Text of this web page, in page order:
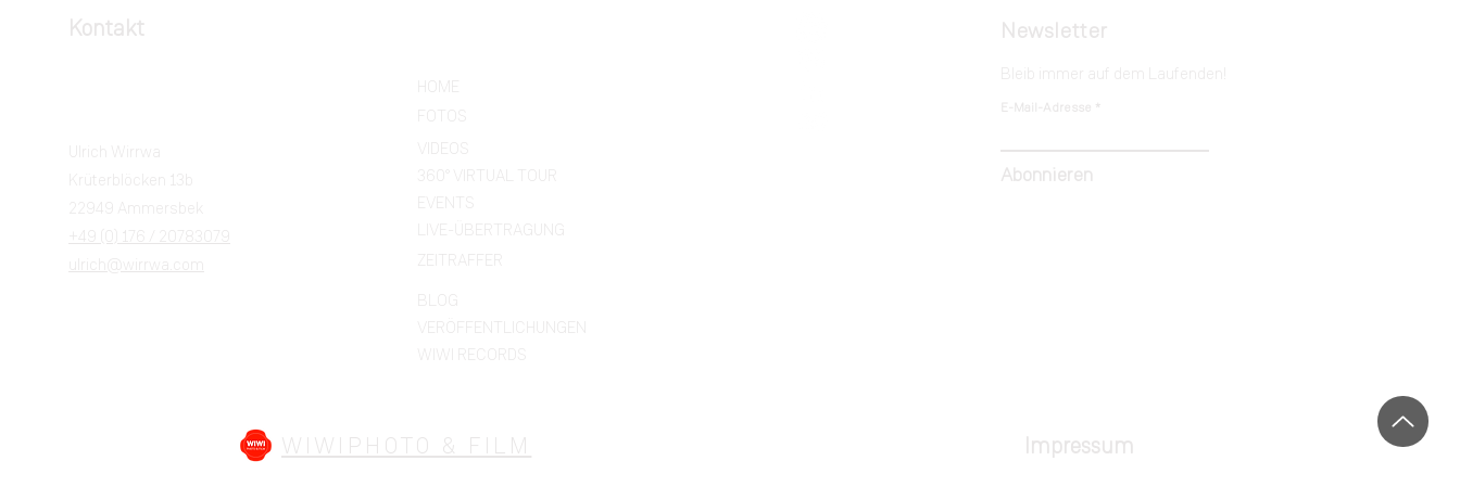
Kontakt
FOTOS
Krüterblöcken 13b
22949 Ammersbek
+49 (0) 176 / 20783079
ulrich@wirrwa.com
360° VIRTUAL TOUR
EVENTS
LIVE-ÜBERTRAGUNG
ZEITRAFFER
Newsletter
Bleib immer auf dem Laufenden!
E-Mail-Adresse
Abonnieren
VERÖFFENTLICHUNGEN
WIWIPHOTO & FILM Impressum